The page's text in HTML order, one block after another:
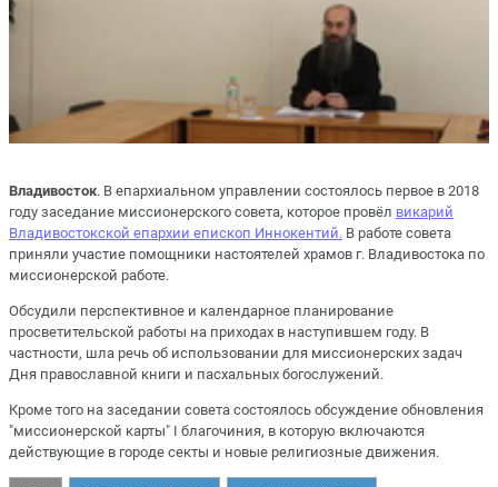
Владивосток. В епархиальном управлении состоялось первое в 2018
году заседание миссионерского совета, которое провёл викарий
Владивостокской епархии епископ Иннокентий. В работе совета
приняли участие помощники настоятелей храмов г. Владивостока по
миссионерской работе.
Обсудили перспективное и календарное планирование
просветительской работы на приходах в наступившем году. В
частности, шла речь об использовании для миссионерских задач
Дня православной книги и пасхальных богослужений.
Кроме того на заседании совета состоялось обсуждение обновления
"миссионерской карты" I благочиния, в которую включаются
действующие в городе секты и новые религиозные движения.